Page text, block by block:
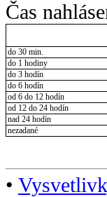
Čas
do 30 min.
do 1 hodiny
do 3 hodín
do 6 hodín
od 6 do 12 hodín
od 12 do 24 hodín
nad 24 hodín
nezadané
•